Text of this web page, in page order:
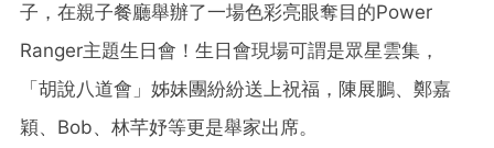
子，在親子餐廳舉辦了一場色彩亮眼奪目的Power
Ranger主題生日會！生日會現場可謂是眾星雲集，
「胡說八道會」姊妹團紛紛送上祝福，陳展鵬、鄭嘉
穎、Bob、林芊妤等更是舉家出席。